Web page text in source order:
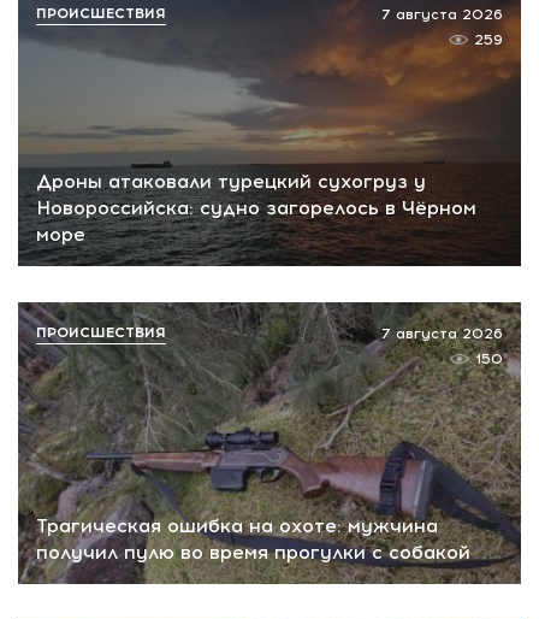
Дроны атаковали турецкий сухогруз у
Новороссийска: судно загорелось в Чёрном
море
7 августа 2026
259
ПРОИСШЕСТВИЯ
Трагическая ошибка на охоте: мужчина
получил пулю во время прогулки с собакой
7 августа 2026
150
ПРОИСШЕСТВИЯ